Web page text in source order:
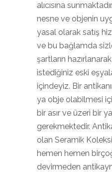
alıcısına
nesne ve objenin
yasal olarak satış
ve bu bağlamda
şartların
istediğiniz eski
içindeyiz. Bir
ya obje olabilmesi
bir asır ve üzeri bir
gerekmektedir.
olan Seramik
hemen hemen
devirmeden